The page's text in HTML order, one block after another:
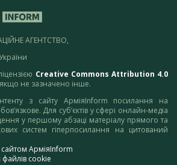
АГЕНТСТВО,
Creative Commons Attribution 4.0
якщо не зазначено інше.
з сайту АрміяInform посилання на
Для суб’єктів у сфері онлайн-медіа
у першому абзаці матеріалу прямого та
систем гіперпосилання на цитований
сайтом АрміяInform
файлів cookie